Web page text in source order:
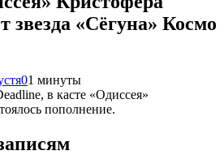
звезда «Сёгуна» Космо
01 минуты
в касте «Одиссея»
пополнение.